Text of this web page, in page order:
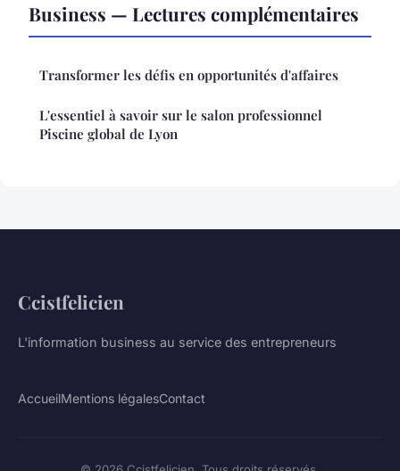
Business — Lectures complémentaires
Transformer les défis en opportunités d'affaires
L'essentiel à savoir sur le salon professionnel
Piscine global de Lyon
Ccistfelicien
L'information business au service des entrepreneurs
AccueilMentions légalesContact